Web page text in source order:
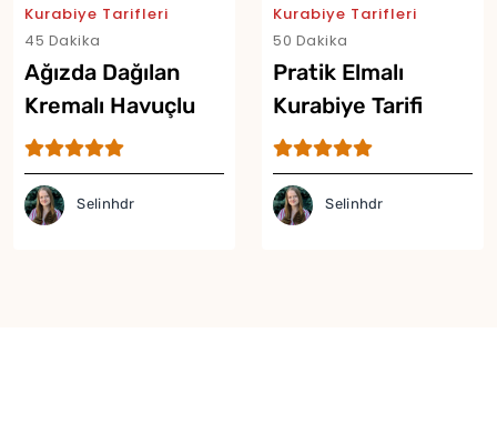
Kurabiye Tarifleri
45 Dakika
Ağızda Dağılan
Kremalı Havuçlu
Kurabiye Tarifi
Selinhdr
Kurabiye Tarifleri
50 Dakika
Pratik Elmalı
Kurabiye Tarifi
Selinhdr